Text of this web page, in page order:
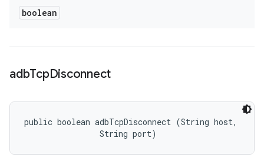
boolean
adbTcpDisconnect
public boolean adbTcpDisconnect (String host,
                String port)